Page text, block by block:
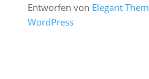
Entworfen von Elegant
WordPress